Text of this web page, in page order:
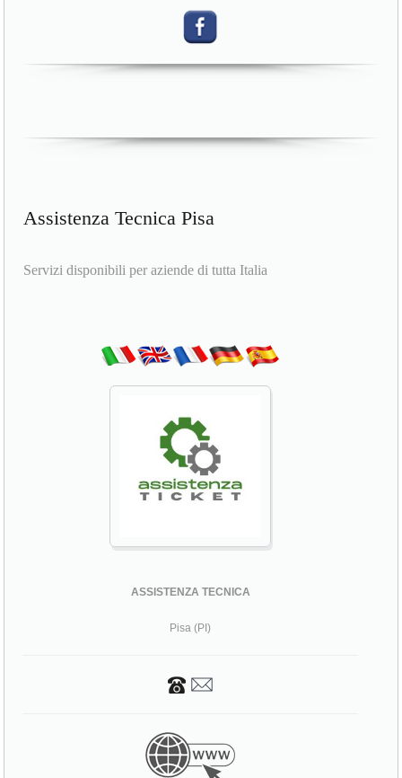
Assistenza Tecnica Pisa
Servizi disponibili per aziende di tutta Italia
ASSISTENZA TECNICA
Pisa (PI)